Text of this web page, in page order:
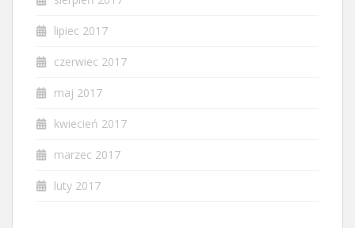
lipiec 2017
czerwiec 2017
maj 2017
kwiecień 2017
marzec 2017
luty 2017